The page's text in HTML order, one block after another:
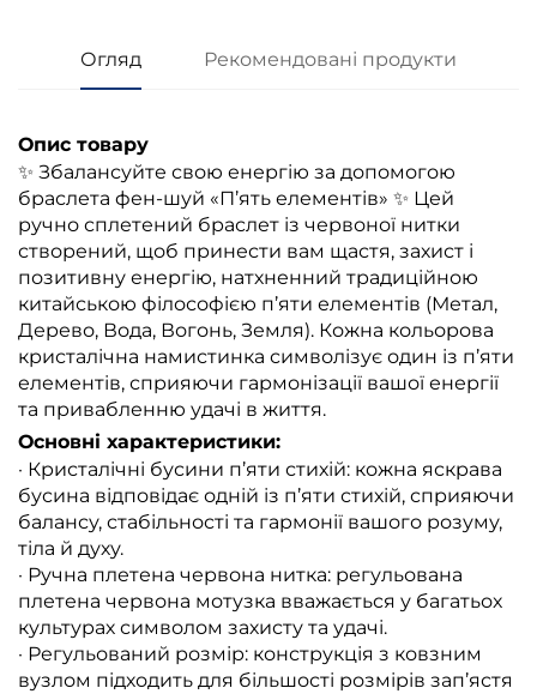
Огляд Рекомендовані продукти
Опис товару
✨ Збалансуйте свою енергію за допомогою
браслета фен-шуй «П’ять елементів» ✨ Цей
ручно сплетений браслет із червоної нитки
створений, щоб принести вам щастя, захист і
позитивну енергію, натхненний традиційною
китайською філософією п’яти елементів (Метал,
Дерево, Вода, Вогонь, Земля). Кожна кольорова
кристалічна намистинка символізує один із п’яти
елементів, сприяючи гармонізації вашої енергії
та привабленню удачі в життя.
Основні характеристики:
· Кристалічні бусини п’яти стихій: кожна яскрава
бусина відповідає одній із п’яти стихій, сприяючи
балансу, стабільності та гармонії вашого розуму,
тіла й духу.
· Ручна плетена червона нитка: регульована
плетена червона мотузка вважається у багатьох
культурах символом захисту та удачі.
· Регульований розмір: конструкція з ковзним
вузлом підходить для більшості розмірів зап’ястя